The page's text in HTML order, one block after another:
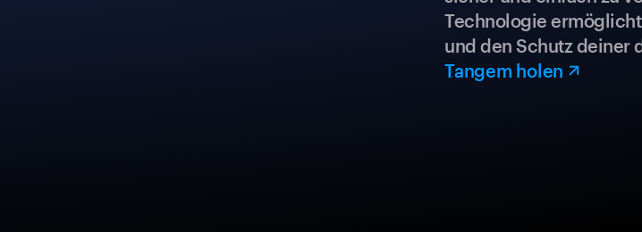
Technologie
und den Schutz deiner
Tangem holen